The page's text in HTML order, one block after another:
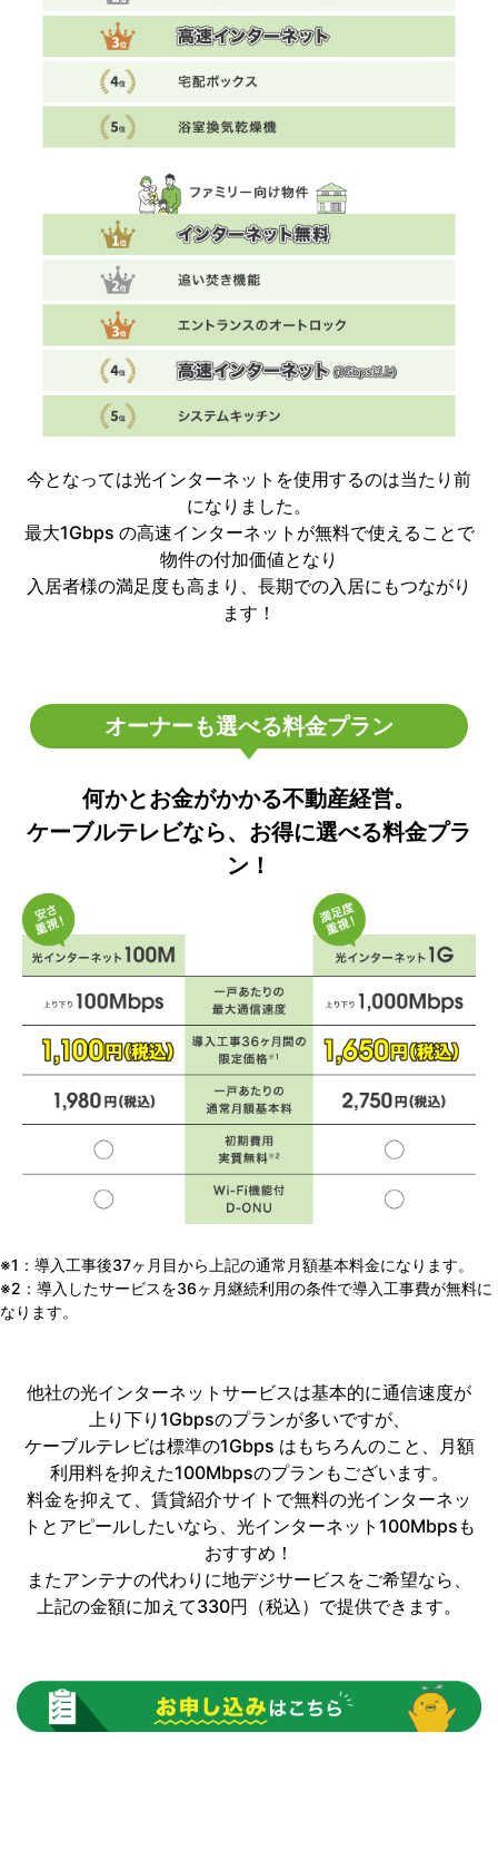
今となっては光インターネットを使用するのは当たり前
になりました。
最大1Gbps の高速インターネットが無料で使えることで
物件の付加価値となり
入居者様の満足度も高まり、長期での入居にもつながり
ます！
オーナーも選べる料金プラン
何かとお金がかかる不動産経営。
ケーブルテレビなら、お得に選べる料金プラ
ン！
※1：導入工事後37ヶ月目から上記の通常月額基本料金になります。
※2：導入したサービスを36ヶ月継続利用の条件で導入工事費が無料に
なります。
他社の光インターネットサービスは基本的に通信速度が
上り下り1Gbpsのプランが多いですが、
ケーブルテレビは標準の1Gbps はもちろんのこと、月額
利用料を抑えた100Mbpsのプランもございます。
料金を抑えて、賃貸紹介サイトで無料の光インターネッ
トとアピールしたいなら、光インターネット100Mbpsも
おすすめ！
またアンテナの代わりに地デジサービスをご希望なら、
上記の金額に加えて330円（税込）で提供できます。